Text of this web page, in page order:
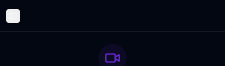
Toggle Sidebar